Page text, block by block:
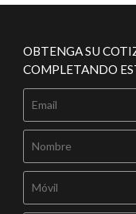
OBTENGA SU
COMPLETANDO